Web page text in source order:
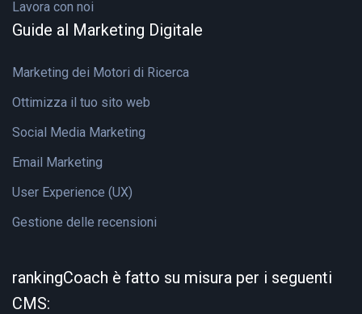
Lavora con noi
Guide al Marketing Digitale
Marketing dei Motori di Ricerca
Ottimizza il tuo sito web
Social Media Marketing
Email Marketing
User Experience (UX)
Gestione delle recensioni
rankingCoach è fatto su misura per i seguenti
CMS: